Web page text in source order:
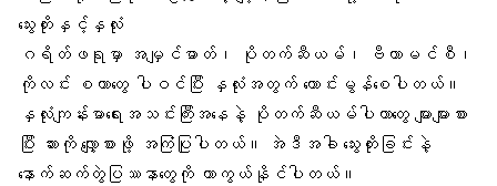
သွေးတိုးနှင့်နှလုံး
ဂရိတ်ဖရုမှာ အမျှင်ဓာတ်၊ ပိုတက်ဆီယမ်၊ ဗီတာမင်စီ၊
ကိုလင်း စတာတွေ ပါဝင်ပြီး နှလုံးအတွက် ကောင်းမွန်စေပါတယ်။
နှလုံးကျန်းမာရေးအသင်းကြီးအနေနဲ့ ပိုတက်ဆီယမ်ပါတာတွေ များများစား
ပြီး ဆားကို လျှော့စားဖို့ အကြံပြုပါတယ်။ အဲဒီအခါ သွေးတိုးခြင်းနဲ့
နောက်ဆက်တွဲပြဿနာတွေကို ကာကွယ်နိုင်ပါတယ်။